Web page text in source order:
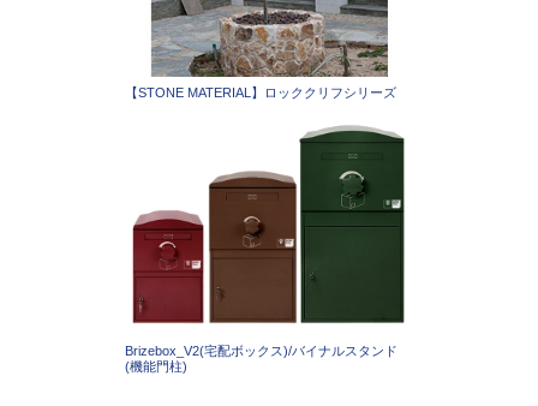
【STONE MATERIAL】ロッククリフシリーズ
Brizebox_V2(宅配ボックス)/バイナルスタンド
(機能門柱)